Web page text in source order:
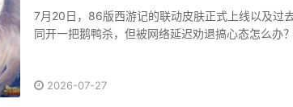
7月20日，86版西游记的联动皮肤正式上线以及过
同开一把鹅鸭杀，但被网络延迟劝退搞心态怎么办
2026-07-27